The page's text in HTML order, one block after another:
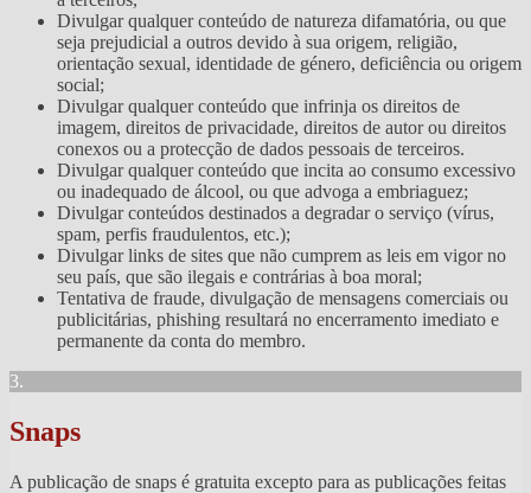
Divulgar qualquer conteúdo de natureza difamatória, ou que
seja prejudicial a outros devido à sua origem, religião,
orientação sexual, identidade de género, deficiência ou origem
social;
Divulgar qualquer conteúdo que infrinja os direitos de
imagem, direitos de privacidade, direitos de autor ou direitos
conexos ou a protecção de dados pessoais de terceiros.
Divulgar qualquer conteúdo que incita ao consumo excessivo
ou inadequado de álcool, ou que advoga a embriaguez;
Divulgar conteúdos destinados a degradar o serviço (vírus,
spam, perfis fraudulentos, etc.);
Divulgar links de sites que não cumprem as leis em vigor no
seu país, que são ilegais e contrárias à boa moral;
Tentativa de fraude, divulgação de mensagens comerciais ou
publicitárias, phishing resultará no encerramento imediato e
permanente da conta do membro.
3.
Snaps
A publicação de snaps é gratuita excepto para as publicações feitas